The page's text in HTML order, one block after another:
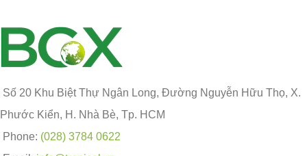
Số 20 Khu Biệt Thự Ngân Long, Đường Nguyễn Hữu Thọ, X.
Phước Kiển, H. Nhà Bè, Tp. HCM
Phone: (028) 3784 0622